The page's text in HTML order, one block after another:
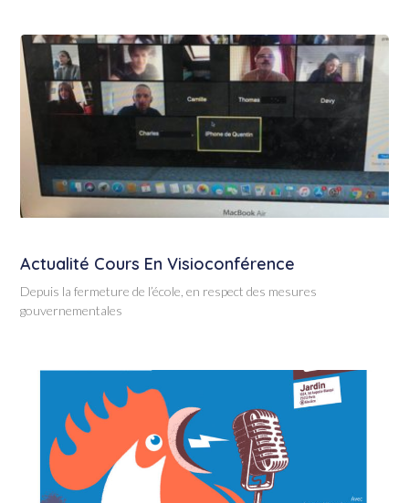
Actualité Cours En Visioconférence
Depuis la fermeture de l’école, en respect des mesures
gouvernementales